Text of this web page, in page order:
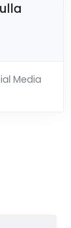
Media